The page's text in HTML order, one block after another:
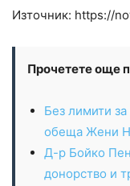
Източник: https://
Прочетете още
Без лимити
обеща Жени
Д-р Бойко
донорство и